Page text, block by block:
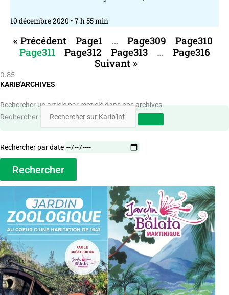
10 décembre 2020 7 h 55 min
« Précédent Page1 … Page309 Page310
Page311 Page312 Page313 … Page316
Suivant »
KARIB'ARCHIVES
Rechercher un article par mot clé dans nos archives.
Rechercher
Rechercher par date
Rechercher